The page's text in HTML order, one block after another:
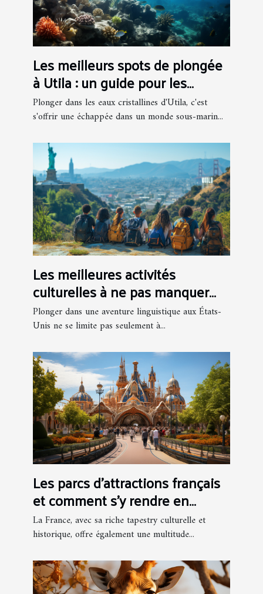
Les meilleurs spots de plongée
à Utila : un guide pour les
amateurs de la mer
Plonger dans les eaux cristallines d'Utila, c'est
s'offrir une échappée dans un monde sous-marin...
Les meilleures activités
culturelles à ne pas manquer
lors d'un séjour linguistique aux
USA
Plonger dans une aventure linguistique aux États-
Unis ne se limite pas seulement à...
Les parcs d'attractions français
et comment s'y rendre en
groupe
La France, avec sa riche tapestry culturelle et
historique, offre également une multitude...